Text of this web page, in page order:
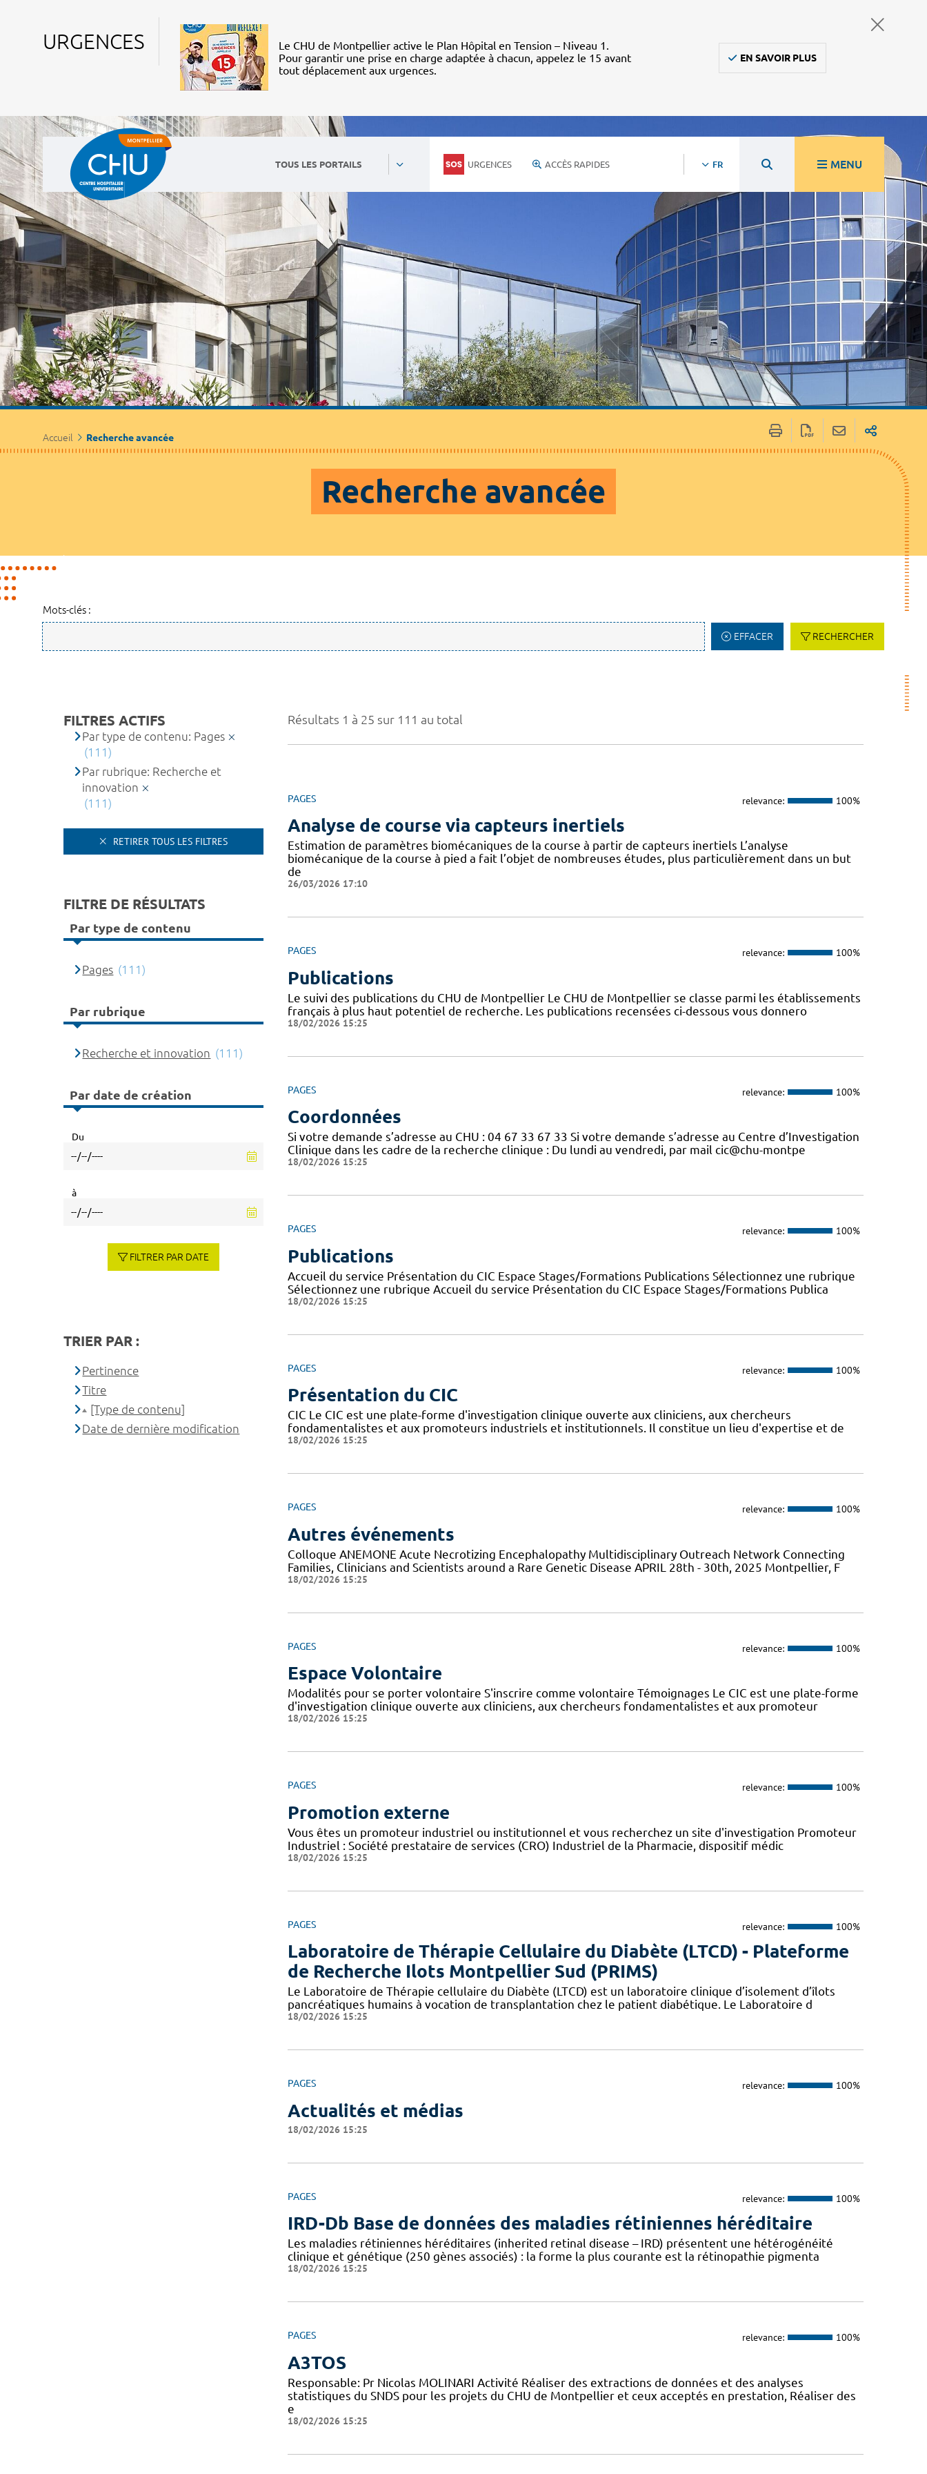
URGENCES
Le CHU de Montpellier active le Plan Hôpital en Tension – Niveau 1.
Pour garantir une prise en charge adaptée à chacun, appelez le 15 avant
tout déplacement aux urgences.
EN SAVOIR PLUS
TOUS LES PORTAILS URGENCES ACCÈS RAPIDES FR MENU
Accueil Recherche avancée
Recherche avancée
Mots-clés :
EFFACER RECHERCHER
Résultats 1 à 25 sur 111 au total
PAGES relevance: 100%
Analyse de course via capteurs inertiels
Estimation de paramètres biomécaniques de la course à partir de capteurs inertiels L’analyse
biomécanique de la course à pied a fait l’objet de nombreuses études, plus particulièrement dans un but
de
26/03/2026 17:10
PAGES relevance: 100%
Publications
Le suivi des publications du CHU de Montpellier Le CHU de Montpellier se classe parmi les établissements
français à plus haut potentiel de recherche. Les publications recensées ci-dessous vous donnero
18/02/2026 15:25
PAGES relevance: 100%
Coordonnées
Si votre demande s’adresse au CHU : 04 67 33 67 33 Si votre demande s’adresse au Centre d’Investigation
Clinique dans les cadre de la recherche clinique : Du lundi au vendredi, par mail cic@chu-montpe
18/02/2026 15:25
PAGES relevance: 100%
Publications
Accueil du service Présentation du CIC Espace Stages/Formations Publications Sélectionnez une rubrique
Sélectionnez une rubrique Accueil du service Présentation du CIC Espace Stages/Formations Publica
18/02/2026 15:25
PAGES relevance: 100%
Présentation du CIC
CIC Le CIC est une plate-forme d'investigation clinique ouverte aux cliniciens, aux chercheurs
fondamentalistes et aux promoteurs industriels et institutionnels. Il constitue un lieu d'expertise et de
18/02/2026 15:25
PAGES relevance: 100%
Autres événements
Colloque ANEMONE Acute Necrotizing Encephalopathy Multidisciplinary Outreach Network Connecting
Families, Clinicians and Scientists around a Rare Genetic Disease APRIL 28th - 30th, 2025 Montpellier, F
18/02/2026 15:25
PAGES relevance: 100%
Espace Volontaire
Modalités pour se porter volontaire S'inscrire comme volontaire Témoignages Le CIC est une plate-forme
d'investigation clinique ouverte aux cliniciens, aux chercheurs fondamentalistes et aux promoteur
18/02/2026 15:25
PAGES relevance: 100%
Promotion externe
Vous êtes un promoteur industriel ou institutionnel et vous recherchez un site d'investigation Promoteur
Industriel : Société prestataire de services (CRO) Industriel de la Pharmacie, dispositif médic
18/02/2026 15:25
PAGES relevance: 100%
Laboratoire de Thérapie Cellulaire du Diabète (LTCD) - Plateforme
de Recherche Ilots Montpellier Sud (PRIMS)
Le Laboratoire de Thérapie cellulaire du Diabète (LTCD) est un laboratoire clinique d’isolement d’îlots
pancréatiques humains à vocation de transplantation chez le patient diabétique. Le Laboratoire d
18/02/2026 15:25
PAGES relevance: 100%
Actualités et médias
18/02/2026 15:25
PAGES relevance: 100%
IRD-Db Base de données des maladies rétiniennes héréditaire
Les maladies rétiniennes héréditaires (inherited retinal disease – IRD) présentent une hétérogénéité
clinique et génétique (250 gènes associés) : la forme la plus courante est la rétinopathie pigmenta
18/02/2026 15:25
PAGES relevance: 100%
A3TOS
Responsable: Pr Nicolas MOLINARI Activité Réaliser des extractions de données et des analyses
statistiques du SNDS pour les projets du CHU de Montpellier et ceux acceptés en prestation, Réaliser des
e
18/02/2026 15:25
FILTRES ACTIFS
Par type de contenu: Pages
(111)
Par rubrique: Recherche et
innovation
(111)
RETIRER TOUS LES FILTRES
FILTRE DE RÉSULTATS
Par type de contenu
Pages (111)
Par rubrique
Recherche et innovation (111)
Par date de création
Du
à
FILTRER PAR DATE
TRIER PAR :
Pertinence
Titre
[Type de contenu]
Date de dernière modification